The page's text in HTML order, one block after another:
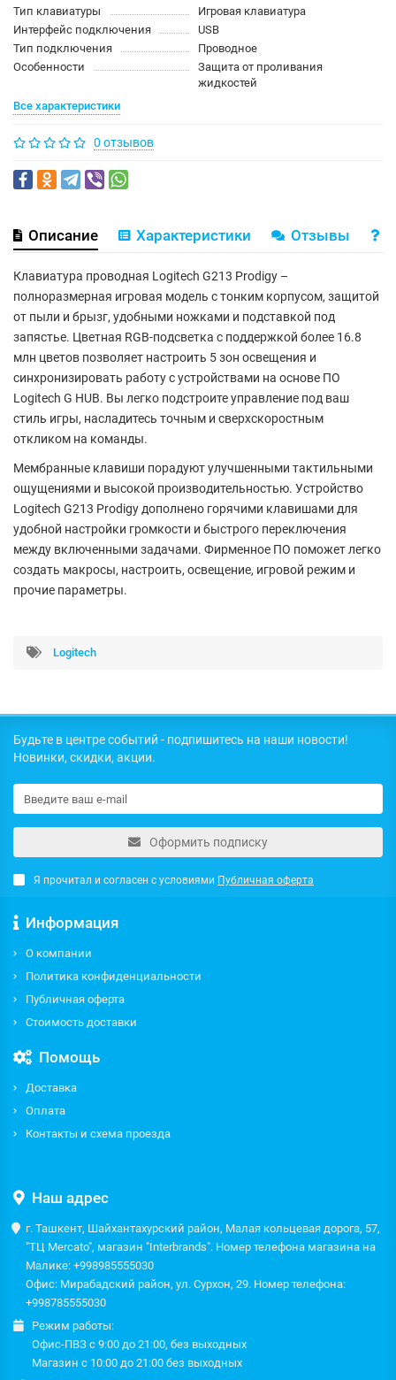
Тип клавиатуры
Игровая клавиатура
Интерфейс подключения
USB
Тип подключения
Проводное
Особенности
Защита от проливания
жидкостей
Все характеристики
0 отзывов
Описание Характеристики Отзывы
Клавиатура проводная Logitech G213 Prodigy –
полноразмерная игровая модель с тонким корпусом, защитой
от пыли и брызг, удобными ножками и подставкой под
запястье. Цветная RGB-подсветка с поддержкой более 16.8
млн цветов позволяет настроить 5 зон освещения и
синхронизировать работу с устройствами на основе ПО
Logitech G HUB. Вы легко подстроите управление под ваш
стиль игры, насладитесь точным и сверхскоростным
откликом на команды.
Мембранные клавиши порадуют улучшенными тактильными
ощущениями и высокой производительностью. Устройство
Logitech G213 Prodigy дополнено горячими клавишами для
удобной настройки громкости и быстрого переключения
между включенными задачами. Фирменное ПО поможет легко
создать макросы, настроить, освещение, игровой режим и
прочие параметры.
Logitech
Будьте в центре событий - подпишитесь на наши новости!
Новинки, скидки, акции.
Оформить подписку
Я прочитал и согласен с условиями Публичная оферта
Информация
О компании
Политика конфиденциальности
Публичная оферта
Стоимость доставки
Помощь
Доставка
Оплата
Контакты и схема проезда
Наш адрес
г. Ташкент, Шайхантахурский район, Малая кольцевая дорога, 57,
"ТЦ Mercato", магазин "Interbrands". Номер телефона магазина на
Малике: +998985555030
Офис: Мирабадский район, ул. Сурхон, 29. Номер телефона:
+998785555030
Режим работы:
Офис-ПВЗ с 9:00 до 21:00, без выходных
Магазин с 10:00 до 21:00 без выходных